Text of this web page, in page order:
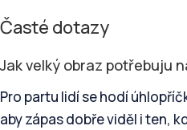
Časté dotazy
Jak velký obraz potřebuju
Pro partu lidí se hodí
aby zápas dobře viděl i ten,